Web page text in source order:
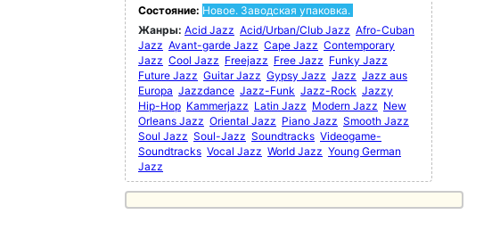
Состояние: Новое. Заводская упаковка.
Жанры: Acid Jazz Acid/Urban/Club Jazz Afro-Cuban
Jazz Avant-garde Jazz Cape Jazz Contemporary
Jazz Cool Jazz Freejazz Free Jazz Funky Jazz
Future Jazz Guitar Jazz Gypsy Jazz Jazz Jazz aus
Europa Jazzdance Jazz-Funk Jazz-Rock Jazzy
Hip-Hop Kammerjazz Latin Jazz Modern Jazz New
Orleans Jazz Oriental Jazz Piano Jazz Smooth Jazz
Soul Jazz Soul-Jazz Soundtracks Videogame-
Soundtracks Vocal Jazz World Jazz Young German
Jazz